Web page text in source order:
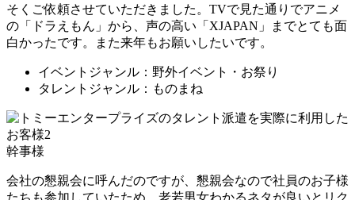
そくご依頼させていただきました。TVで見た通りでアニメ
の「ドラえもん」から、声の高い「XJAPAN」までとても面
白かったです。また来年もお願いしたいです。
イベントジャンル：野外イベント・お祭り
タレントジャンル：ものまね
幹事様
会社の懇親会に呼んだのですが、懇親会なので社員のお子様
たちも参加していたため、老若男女わかるネタが良いとリク